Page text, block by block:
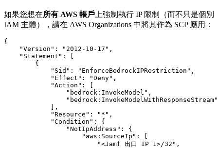
如果您想在所有 AWS 帳戶 上強制執行 IP 限制（而不只是個別
IAM 主體），請在 AWS Organizations 中將其作為 SCP 應用：
{
    "Version": "2012-10-17",
    "Statement": [
        {
            "Sid": "EnforceBedrockIPRestriction",
            "Effect": "Deny",
            "Action": [
                "bedrock:InvokeModel",
                "bedrock:InvokeModelWithResponseStream"
            ],
            "Resource": "*",
            "Condition": {
                "NotIpAddress": {
                    "aws:SourceIp": [
                        "<Jamf 出口 IP 1>/32",